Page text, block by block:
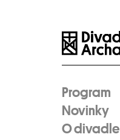
Program
Novinky
O divadle